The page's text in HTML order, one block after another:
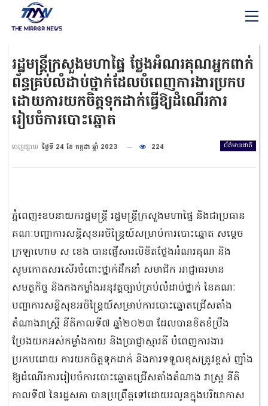
រដ្ឋមន្ត្រីក្រសួងមហាផ្ទៃ ថ្លែងអំណរគុណអ្នកពាក់
ព័ន្ធគ្រប់លំដាប់ថ្នាក់ដែលបំពេញការងារប្រកប
ដោយការយកចិត្តទុកដាក់ធ្វើឱ្យដំណើរការ
រៀបចំការបោះឆ្នោត
ព័ត៌មានជាតិ
ចេញផ្សាយ ថ្ងៃទី 24 ខែ កក្កដា ឆ្នាំ 2023 224
ភ្នំពេញ៖ឧបនាយករដ្ឋមន្ត្រី រដ្ឋមន្ត្រីក្រសួងមហាផ្ទៃ និងជាប្រធាន
គណៈបញ្ជាការសន្តិសុខអចិន្ត្រៃយ៍សម្រាប់ការបោះឆ្នោត សម្តេច
ក្រឡាហោម ស ខេង បានផ្ញើសារលិខិតថ្លែងអំណរគុណ និង
សូមកោតសរសើរចំពោះថ្នាក់ដឹកនាំ សមាជិក អាជ្ញាធរមាន
សមត្ថកិច្ច និងកងកម្លាំងអនុវត្តច្បាប់គ្រប់លំដាប់ថ្នាក់ នៃគណៈ
បញ្ជាការសន្តិសុខអចិន្ត្រៃយ៍សម្រាប់ការបោះឆ្នោតជ្រើសតាំង
តំណាងរាស្ត្រី នីតិកាលទី៧ ឆ្នាំ២០២៣ ដែលបានខិតខំប្រឹង
ប្រែងយកអស់កម្លាំងកាយ និងប្រាជ្ញាស្មារតី បំពេញការងារ
ប្រកបដោយ ការយកចិត្តទុកដាក់ និងការទទួលខុសត្រូវខ្ពស់ ញ៉ាំង
ឱ្យដំណើរការរៀបចំការបោះឆ្នោតជ្រើសតាំងតំណាង រាស្ត្រ នីតិ
កាលទី៧ នៃរដ្ឋសភា បានប្រព្រឹត្តទៅដោយរលូនក្នុងបរិយាកាស